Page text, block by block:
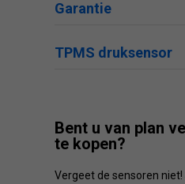
Garantie
TPMS druksensor
Bent u van plan
te kopen?
Vergeet de sensoren